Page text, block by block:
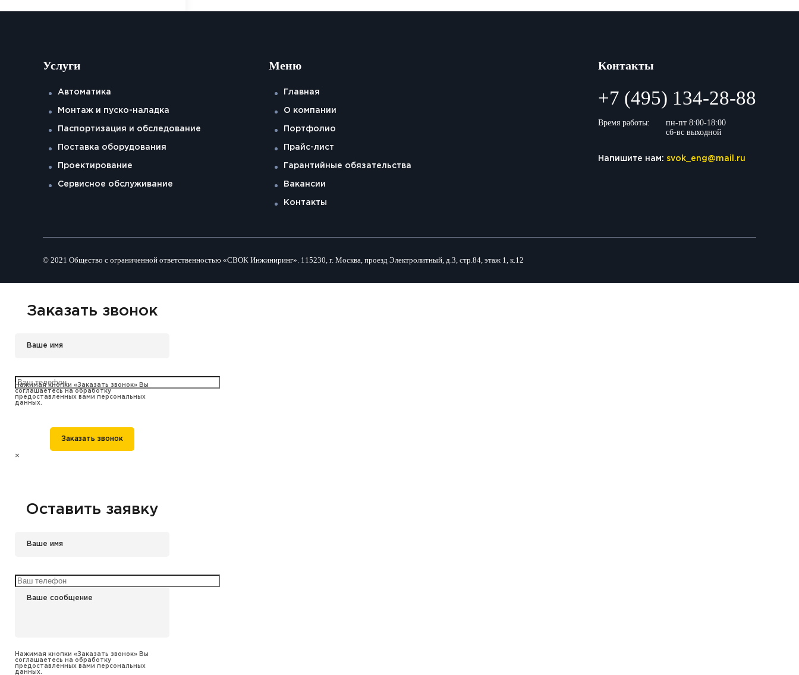
Услуги
Автоматика
Монтаж и пуско-наладка
Паспортизация и обследование
Поставка оборудования
Проектирование
Сервисное обслуживание
Меню
Главная
О компании
Портфолио
Прайс-лист
Гарантийные обязательства
Вакансии
Контакты
Контакты
+7 (495) 134-28-88
Время работы:
пн-пт 8:00-18:00
сб-вс выходной
Напишите нам: svok_eng@mail.ru
© 2021 Общество с ограниченной ответственностью «СВОК Инжиниринг». 115230, г. Москва, проезд Электролитный, д.3, стр.84, этаж 1, к.12
Заказать звонок
Нажимая кнопки «Заказать звонок» Вы
соглашаетесь на обработку
предоставленных вами персональных
данных.
Заказать звонок
×
Оставить заявку
Нажимая кнопки «Заказать звонок» Вы
соглашаетесь на обработку
предоставленных вами персональных
данных.